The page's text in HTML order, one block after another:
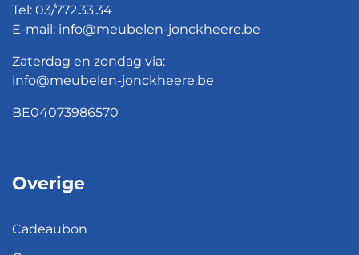
Tel: 03/772.33.34
E-mail: info@meubelen-jonckheere.be
Zaterdag en zondag via:
info@meubelen-jonckheere.be
BE04073986570
Overige
Cadeaubon